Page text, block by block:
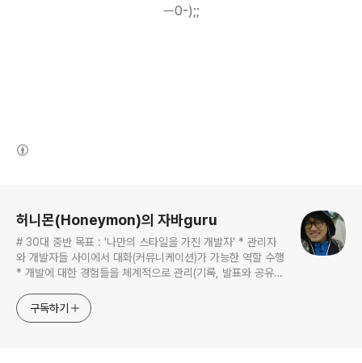
ㅡ0-);;
허니몬(Honeymon)의 자바guru
# 30대 중반 목표 : '나만의 스타일을 가진 개발자' * 관리자
와 개발자들 사이에서 대화(커뮤니케이션)가 가능한 역할 수행
* 개발에 대한 경험들을 체계적으로 관리(기록, 발표와 공유)
누구나 들려봤을법한 그런 개발관련 파워블로거 를 목표로 블
로그를 재편하려고 하는 중
구독하기